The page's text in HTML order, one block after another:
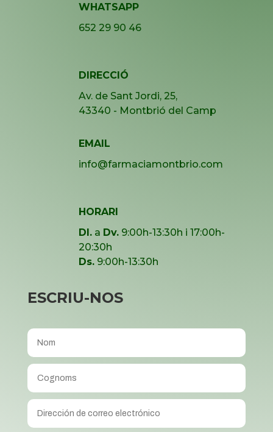
WHATSAPP
652 29 90 46
DIRECCIÓ
Av. de Sant Jordi, 25,
43340 - Montbrió del Camp
EMAIL
info@farmaciamontbrio.com
HORARI
Dl.a Dv.9:00h-13:30h i 17:00h-
20:30h
Ds.9:00h-13:30h
ESCRIU-NOS